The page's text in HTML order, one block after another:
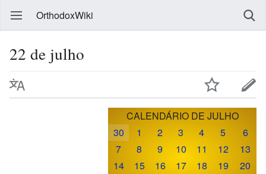
OrthodoxWiki
22 de julho
CALENDÁRIO DE JULHO
30
1 2 3 4 5
6
7
8 9 10 11 12
13
14
15 16 17 18 19
20